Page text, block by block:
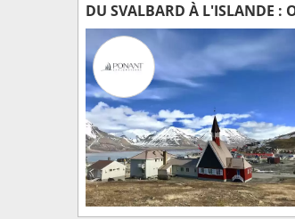
DU SVALBARD À L'ISLANDE :